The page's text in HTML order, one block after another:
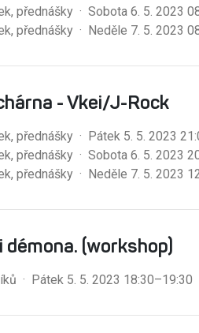
přednášky · Sobota 6. 5. 2023
přednášky · Neděle 7. 5. 2023
- Vkei/J-Rock
přednášky · Pátek 5. 5. 2023
přednášky · Sobota 6. 5. 2023
přednášky · Neděle 7. 5. 2023
(workshop)
· Pátek 5. 5. 2023 18:30–19:30